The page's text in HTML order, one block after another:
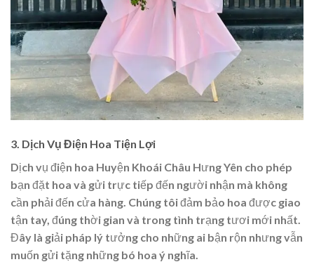
3. Dịch Vụ Điện Hoa Tiện Lợi
Dịch vụ điện hoa Huyện Khoái Châu Hưng Yên cho phép
bạn đặt hoa và gửi trực tiếp đến người nhận mà không
cần phải đến cửa hàng. Chúng tôi đảm bảo hoa được giao
tận tay, đúng thời gian và trong tình trạng tươi mới nhất.
Đây là giải pháp lý tưởng cho những ai bận rộn nhưng vẫn
muốn gửi tặng những bó hoa ý nghĩa.